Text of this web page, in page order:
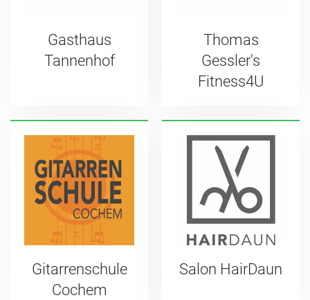
Gasthaus
Tannenhof
Thomas
Gessler's
Fitness4U
Gitarrenschule
Cochem
Salon HairDaun